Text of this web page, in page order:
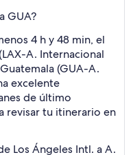
GUA?
4 h y 48 min, el
A. Internacional
(GUA-A.
excelente
de último
revisar tu itinerario en
Los Ángeles Intl. a A.